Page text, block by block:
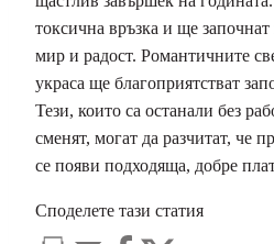
токсична връзка и ще
мир и радост. Романтичните
украса ще благоприятстват
Тези, които са останали без
сменят, могат да разчитат, че
се появи подходяща, добре
Споделете тази статия